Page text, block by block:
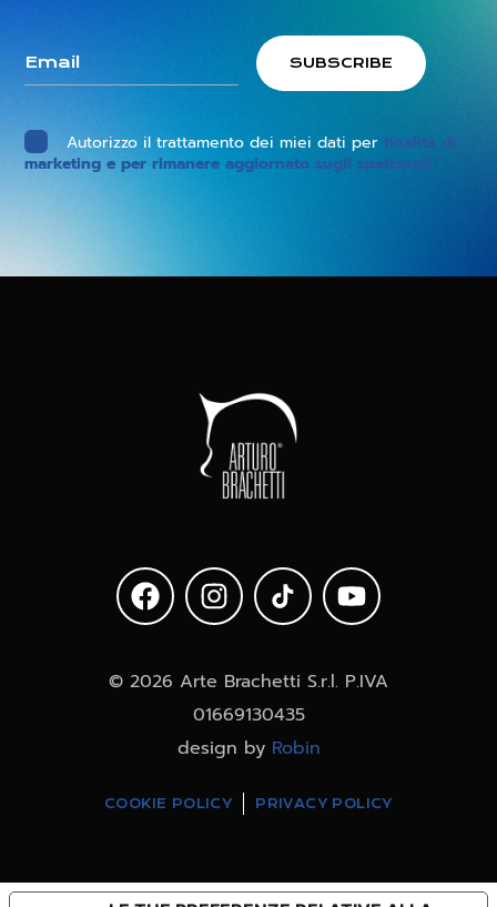
Autorizzo il trattamento dei miei dati per finalità di
marketing e per rimanere aggiornato sugli spettacoli
© 2026 Arte Brachetti S.r.l. P.IVA
01669130435
design by Robin
COOKIE POLICY PRIVACY POLICY